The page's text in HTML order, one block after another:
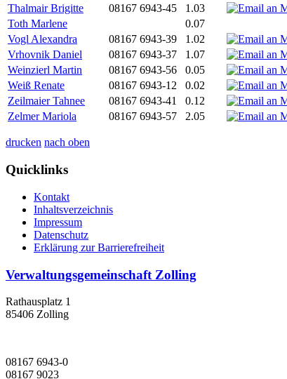
Thalmair Brigitte
08167 6943-45 1.03
Toth Marlene
0.07
Vogl Alexandra
08167 6943-39 1.02
Vrhovnik Daniel
08167 6943-37 1.07
Weinzierl Martin
08167 6943-56 0.05
Weiß Renate
08167 6943-12 0.02
Zeilmaier Tahnee
08167 6943-41 0.12
Zelmer Mariola
08167 6943-57 2.05
drucken nach oben
Quicklinks
Kontakt
Inhaltsverzeichnis
Impressum
Datenschutz
Erklärung zur Barrierefreiheit
Verwaltungsgemeinschaft Zolling
Rathausplatz 1
85406 Zolling
08167 6943-0
08167 9023